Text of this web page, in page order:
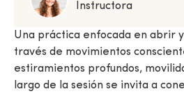
Instructora
Una práctica enfocada en abrir
través de movimientos
estiramientos profundos,
largo de la sesión se invita a